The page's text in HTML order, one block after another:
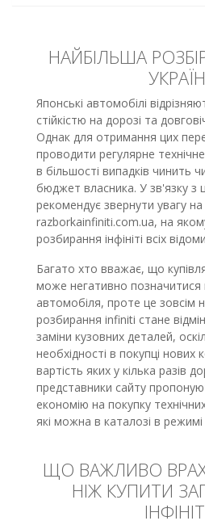
НАЙБІЛЬША
Японські автомобілі
стійкістю на дорозі та
Однак для отримання цих
проводити регулярне
в більшості випадків чинить
бюджет власника. У зв'язку з
рекомендує звернути увагу на
razborkainfiniti.com.ua, на
розбирання інфініті всіх
Багато хто вважає, що
може негативно позначитися
автомобіля, проте це зовсім
розбирання infiniti стане
заміни кузовних деталей,
необхідності в покупці нових
вартість яких у кілька разів
представники сайту
економію на покупку
які можна в каталозі в
ЩО ВАЖЛИВО
НІЖ КУПИТИ